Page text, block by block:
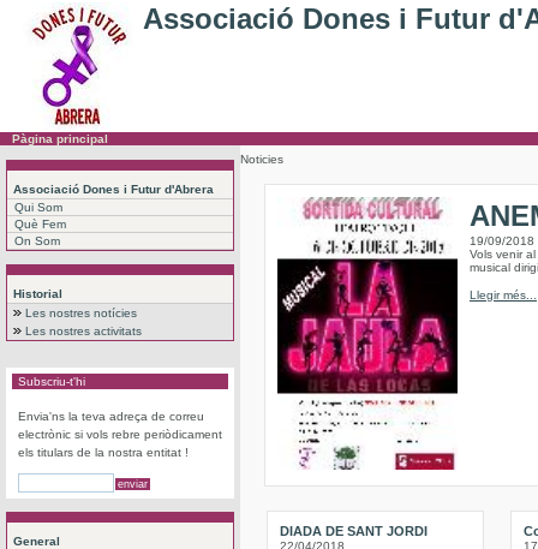
Associació Dones i Futur
Pàgina principal
Associació Dones i Futur d'Abrera
Qui Som
Què Fem
On Som
Historial
Les nostres notícies
Les nostres activitats
Subscriu-t'hi
Envia'ns la teva adreça de correu
electrònic si vols rebre periòdicament
els titulars de la nostra entitat !
General
Noticies
19/09/2018
Vols venir
musical
Llegir més...
DIADA DE SANT JORDI
22/04/2018